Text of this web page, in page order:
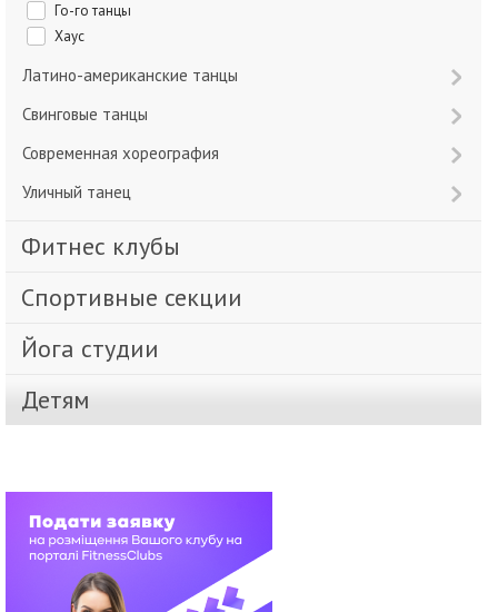
Го-го танцы
Хаус
Латино-американские танцы
Свинговые танцы
Современная хореография
Уличный танец
Фитнес клубы
Спортивные секции
Йога студии
Детям